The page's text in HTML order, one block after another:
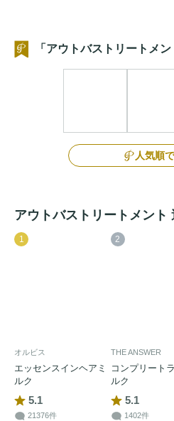
「アウトバストリートメ
人気順
アウトバストリートメント
1
オルビス
エッセンスインヘアミ
ルク
5.1
21376件
2
THE ANSWER
コンプリート
ルク
5.1
1402件